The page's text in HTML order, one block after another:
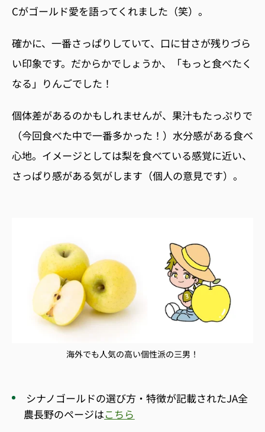
Cがゴールド愛を語ってくれました（笑）。
確かに、 一番さっぱりしていて、口に甘さが残りづら
い印象です。だからかでしょうか、「もっと食べたく
なる」りんごでした！
個体差があるのかもしれませんが、果汁もたっぷりで
（今回食べた中で一番多かった！）水分感がある食べ
心地。イメージとしては梨を食べている感覚に近い、
さっぱり感がある気がします（個人の意見です）。
海外でも人気の高い個性派の三男！
シナノゴールドの選び方・特徴が記載されたJA全
農長野のページはこちら